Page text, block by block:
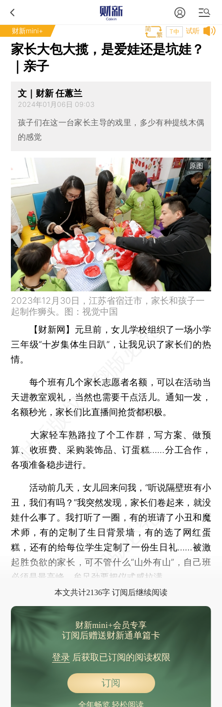
财新mini+ 试听
T中
家长大包大揽，是爱娃还是坑娃？
｜亲子
文｜财新 任蕙兰
2024年01月06日 09:03
孩子们在这一台家长主导的戏里，多少有种提线木偶
的感觉
原图
2023年12月30日，江苏省宿迁市，家长和孩子一
起制作狮头。图：视觉中国
【财新网】 元旦前，女儿学校组织了一场小学
三年级“十岁集体生日趴”，让我见识了家长们的热
情。
每个班有几个家长志愿者名额，可以在活动当
天进教室观礼，当然也需要干点活儿。通知一发，
名额秒光，家长们比直播间抢货都积极。
大家轻车熟路拉了个工作群，写方案、做预
算、收班费、采购装饰品、订蛋糕……分工合作，
各项准备稳步进行。
活动前几天，女儿回来问我，“听说隔壁班有小
丑，我们有吗？”我突然发现，家长们卷起来，就没
娃什么事了。我打听了一圈，有的班请了小丑和魔
术师，有的定制了生日背景墙，有的选了网红蛋
糕，还有的给每位学生定制了一份生日礼……被激
起胜负欲的家长，可不管什么“山外有山”，自己班
必须是最高峰，牟足劲要把仪式感拉满。
本文共计2136字 订阅后继续阅读
财新mini+会员专享
订阅后赠送财新通单篇卡
登录后获取已订阅的阅读权限
订阅
全年畅览 轻松阅读